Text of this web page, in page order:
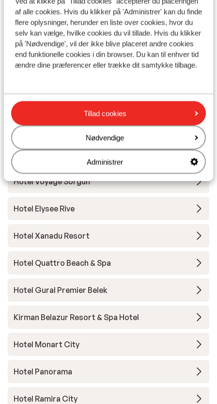
af alle cookies. Hvis du klikker på 'Administrer' kan du finde
flere oplysninger, herunder en liste over cookies, hvor du
selv kan vælge, hvilke cookies du vil tillade. Hvis du klikker
på 'Nødvendige', vil der ikke blive placeret andre cookies
end funktionelle cookies i din browser. Du kan til enhver tid
ændre dine præferencer eller trække dit samtykke tilbage.
Tillad cookies
Nødvendige
Administrer
I området
Afstand til stranden ca. 250 meter (sandstrand,
liggestole (gratis) )
I centrum
Afstand til bargaden ca. 250 meter
Afstand til nærmeste butikker ca. 250 meter
Andre overnatningssteder i Tyrkiets
sydkyst
Mardan Palace
Hotel Voyage Sorgun
Hotel Elysee Rive
Hotel Xanadu Resort
Hotel Quattro Beach & Spa
Hotel Gural Premier Belek
Kirman Belazur Resort & Spa Hotel
Hotel Monart City
Hotel Panorama
Hotel Ramira City